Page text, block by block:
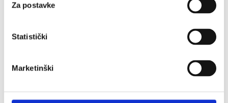
Za postavke
Statistički
Marketinški
Kamp Almissa nalazi se na lokaciji koja spaja more,
zipline, planinarenje, penjanje, biciklizam, izleti brodom
i istraživanje Omiša.
Ovdje odmor može biti miran ili aktivan — ujutro
plaža, poslijepodne avantura, navečer šetnja gradom